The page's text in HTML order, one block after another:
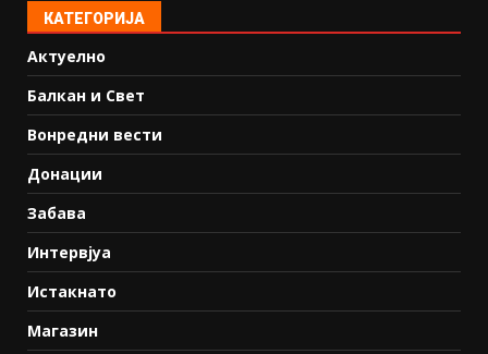
КАТЕГОРИЈА
Актуелно
Балкан и Свет
Вонредни вести
Донации
Забава
Интервјуа
Истакнато
Магазин